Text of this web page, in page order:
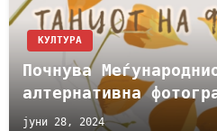
КУЛТУРА
Почнува
алтернативна
јуни 28, 2024